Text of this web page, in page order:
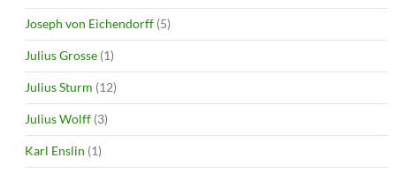
Joseph von Eichendorff (5)
Julius Grosse (1)
Julius Sturm (12)
Julius Wolff (3)
Karl Enslin (1)